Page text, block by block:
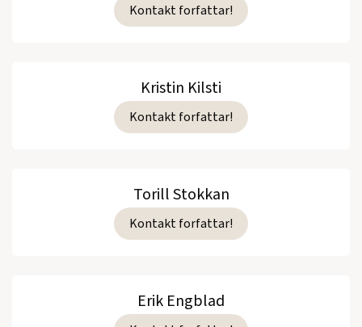
Kontakt forfattar!
Kristin Kilsti
Kontakt forfattar!
Torill Stokkan
Kontakt forfattar!
Erik Engblad